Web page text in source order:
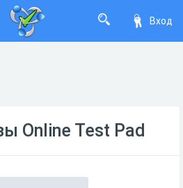
Вход
Online Test Pad